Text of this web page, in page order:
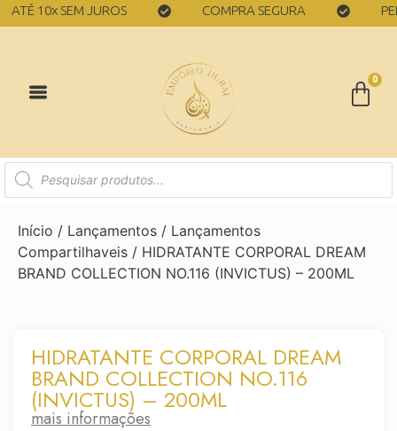
10x SEM JUROS COMPRA SEGURA
0
Início / Lançamentos / Lançamentos
Compartilhaveis / HIDRATANTE CORPORAL DREAM
BRAND COLLECTION NO.116 (INVICTUS) – 200ML
HIDRATANTE CORPORAL DREAM
BRAND COLLECTION NO.116
(INVICTUS) – 200ML
mais informações